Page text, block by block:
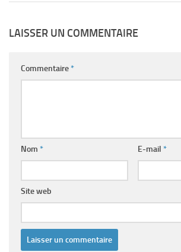
LAISSER UN COMMENTAIRE
Commentaire*
Nom * E-mail *
Site web